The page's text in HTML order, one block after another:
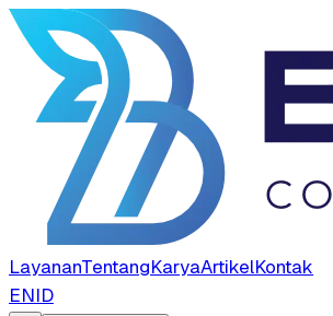
LayananTentangKaryaArtikelKontak
ENID